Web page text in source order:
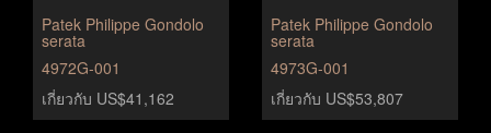
Patek Philippe Gondolo
serata
4972G-001
เกี่ยวกับ US$41,162
Patek Philippe Gondolo
serata
4973G-001
เกี่ยวกับ US$53,807